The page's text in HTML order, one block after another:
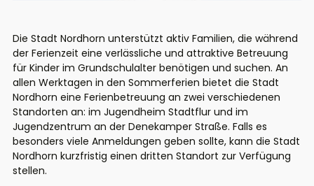
Die Stadt Nordhorn unterstützt aktiv Familien, die während
der Ferienzeit eine verlässliche und attraktive Betreuung
für Kinder im Grundschulalter benötigen und suchen. An
allen Werktagen in den Sommerferien bietet die Stadt
Nordhorn eine Ferienbetreuung an zwei verschiedenen
Standorten an: im Jugendheim Stadtflur und im
Jugendzentrum an der Denekamper Straße. Falls es
besonders viele Anmeldungen geben sollte, kann die Stadt
Nordhorn kurzfristig einen dritten Standort zur Verfügung
stellen.